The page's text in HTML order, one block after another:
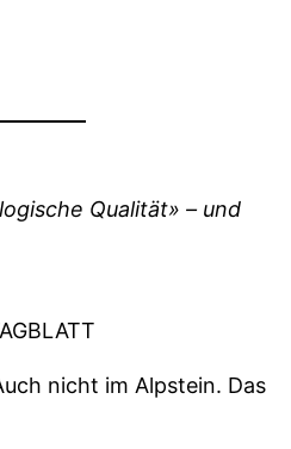
Qualität» – und
nicht im Alpstein. Das